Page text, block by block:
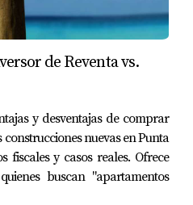
sobre cómo puedes
turismo para tu inversión
pregunta específica sobre
a Yolanda Landinez
para invertir en
Dominicana?
de Reventa vs.
y desventajas de comprar
nuevas en Punta
fiscales y casos reales. Ofrece
buscan "apartamentos